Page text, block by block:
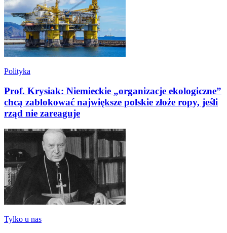
Polityka
Prof. Krysiak: Niemieckie „organizacje ekologiczne”
chcą zablokować największe polskie złoże ropy, jeśli
rząd nie zareaguje
Tylko u nas